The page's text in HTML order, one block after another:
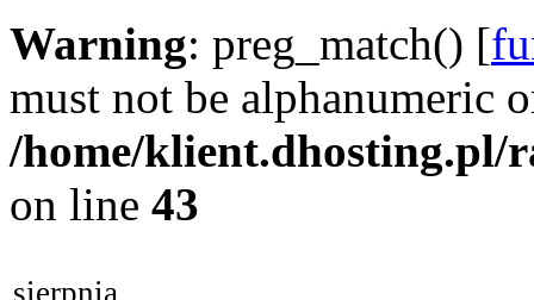
Warning: preg_match() [
must not be alphanumeric
/home/klient.dhosting.pl/
on line 43
sierpnia